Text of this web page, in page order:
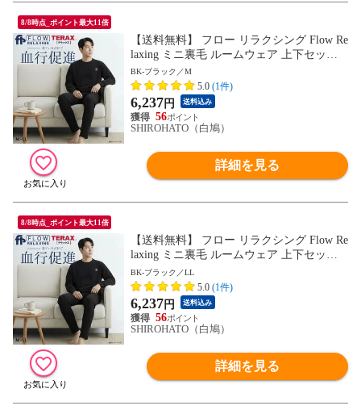
8/8時点_ポイント最大11倍
【送料無料】 フロー リラクシング Flow Re
laxing ミニ裏毛 ルームウェア 上下セット
メンズ 血行促進 セットアップ テラックス
パジャマ
BK-ブラック／M
5.0 (1件)
6,237 円 送料込み
56
SHIROHATO（白鳩）
詳細を見る
8/8時点_ポイント最大11倍
【送料無料】 フロー リラクシング Flow Re
laxing ミニ裏毛 ルームウェア 上下セット
メンズ 血行促進 セットアップ テラックス
パジャマ
BK-ブラック／LL
5.0 (1件)
6,237 円 送料込み
56
SHIROHATO（白鳩）
詳細を見る